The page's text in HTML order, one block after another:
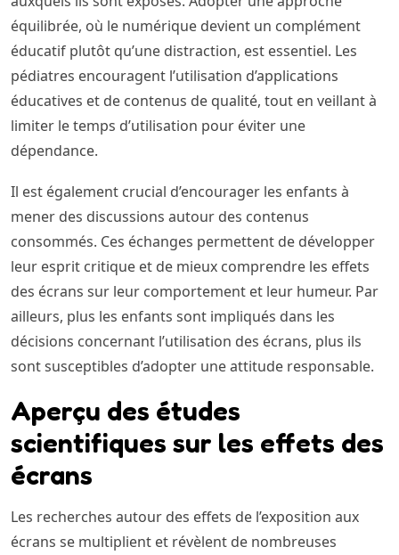
équilibrée, où le numérique devient un complément
éducatif plutôt qu’une distraction, est essentiel. Les
pédiatres encouragent l’utilisation d’applications
éducatives et de contenus de qualité, tout en veillant à
limiter le temps d’utilisation pour éviter une
dépendance.
Il est également crucial d’encourager les enfants à
mener des discussions autour des contenus
consommés. Ces échanges permettent de développer
leur esprit critique et de mieux comprendre les effets
des écrans sur leur comportement et leur humeur. Par
ailleurs, plus les enfants sont impliqués dans les
décisions concernant l’utilisation des écrans, plus ils
sont susceptibles d’adopter une attitude responsable.
Aperçu des études
scientifiques sur les effets des
écrans
Les recherches autour des effets de l’exposition aux
écrans se multiplient et révèlent de nombreuses